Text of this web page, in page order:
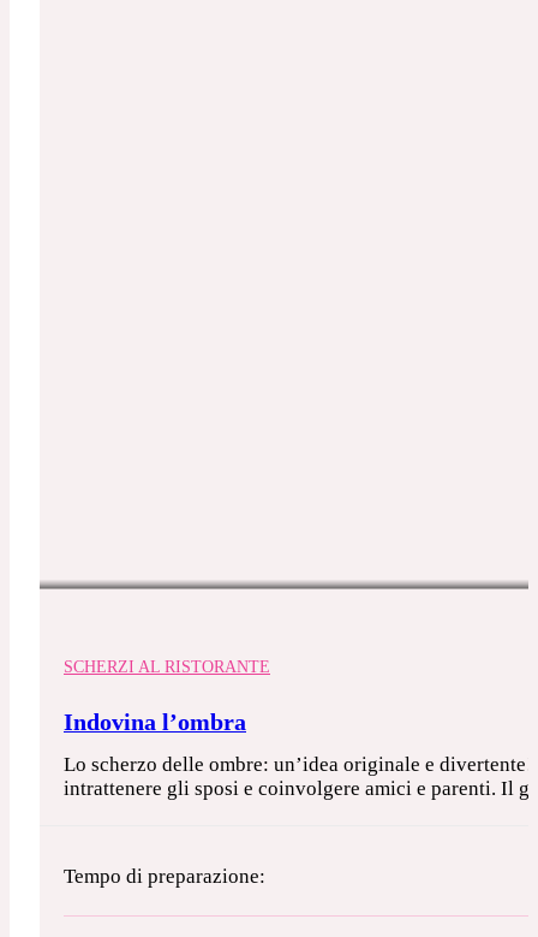
SCHERZI AL RISTORANTE
Indovina l’ombra
Lo scherzo delle ombre: un’idea originale e
intrattenere gli sposi e coinvolgere amici e parenti. Il
Tempo di preparazione: